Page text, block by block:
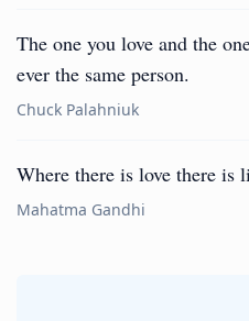
The one you love and the
ever the same person.
Chuck Palahniuk
Where there is love there is
Mahatma Gandhi